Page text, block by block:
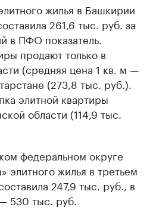
жилья в Башкирии
261,6 тыс. руб. за
в ПФО показатель.
продают только в
(средняя цена 1 кв. м —
(273,8 тыс. руб.).
элитной квартиры
области (114,9 тыс.
федеральном округе
элитного жилья в третьем
247,9 тыс. руб., в
530 тыс. руб.